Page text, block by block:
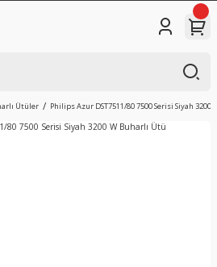
Ütüler Philips Azur DST7511/80 7500 Serisi Siyah 3200